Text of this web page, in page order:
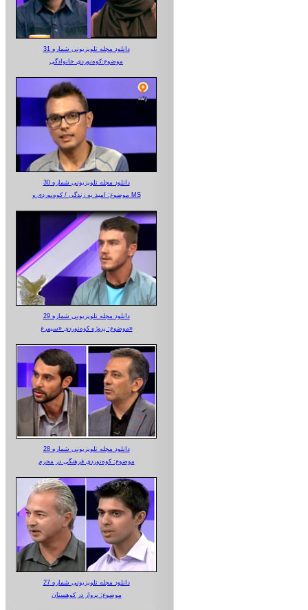
دانلود مجله تلویزیونی شماره 31
موضوع:کوه‌نوردی خانوادگی
دانلود مجله تلویزیونی شماره 30
موضوع: امید به زندگی / کوه‌نوردی و MS
دانلود مجله تلویزیونی شماره 29
موضوع: پروژه کوه‌نوردی «سیمرغ»
دانلود مجله تلویزیونی شماره 28
موضوع: کوه‌نوردی فرهنگی در محرم
دانلود مجله تلویزیونی شماره 27
موضوع: پرواز در کوهستان